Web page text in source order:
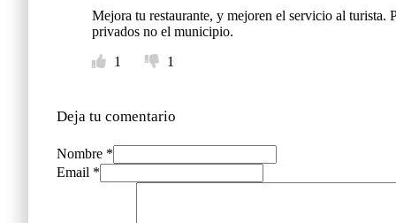
Mejora tu restaurante, y mejoren el servicio al turista.
privados no el municipio.
1
1
Deja tu comentario
Nombre *
Email *